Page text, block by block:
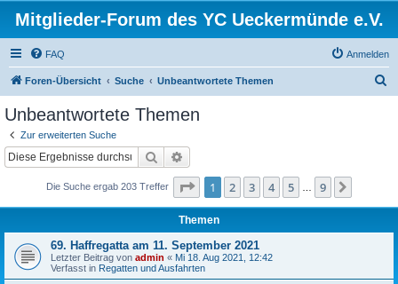
Mitglieder-Forum des YC Ueckermünde e.V.
FAQ Anmelden
Foren-Übersicht Suche Unbeantwortete Themen
Unbeantwortete Themen
Zur erweiterten Suche
Suche
Die Suche ergab 203 Treffer Seite 1von
1 2 3 4 5 9
Themen
69. Haffregatta am 11. September 2021
Letzter Beitrag von admin « Mi 18. Aug 2021, 12:42
Verfasst in Regatten und Ausfahrten